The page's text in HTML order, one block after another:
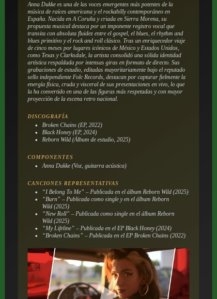
Anna Dukke es una de las voces emergentes más potentes de la
música de raíces americana y el rockabilly contemporáneo en
España. Nacida en A Coruña y criada en Sierra Morena, su
propuesta musical destaca por un imponente registro vocal que
transita con absoluta fluidez entre el gospel, el blues, el rhythm and
blues primitivo y el rock and roll clásico. Tras un enriquecedor viaje
de cinco meses por lugares icónicos de México y Estados Unidos,
como Texas y Clarksdale, la artista consolidó una sólida identidad
artística respaldada por intensas giras en formato de directo. Sus
grabaciones de estudio, editadas mayoritariamente bajo el reputado
sello independiente Folc Records, destacan por capturar fielmente la
energía física, cruda y visceral de sus presentaciones en vivo, lo que
la ha convertido en una de las figuras más respetadas y con mayor
proyección de la escena retro nacional.
DISCOGRAFÍA
Broken Chains(EP, 2022)
Black Honey(EP, 2024)
Reborn Wild(Álbum de estudio, 2025)
COMPONENTES
Anna Dukke (Voz, guitarra acústica)
CANCIONES REPRESENTATIVAS
“I Belong To Me” – Publicada en el álbum Reborn Wild(2025)
“Burn” – Publicada como single y en el álbum Reborn
Wild(2025)
“New Roll” – Publicada como single en el álbum Reborn
Wild(2025)
“My Lifeline” – Publicada en el EP Black Honey(2024)
“Broken Chains” – Publicada en el EP Broken Chains(2022)